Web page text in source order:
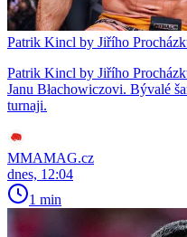
Patrik Kincl by Jiřího
Patrik Kincl by Jiřího
Janu Błachowiczovi. Bývalé
turnaji.
MMAMAG.cz
dnes, 12:04
1 min